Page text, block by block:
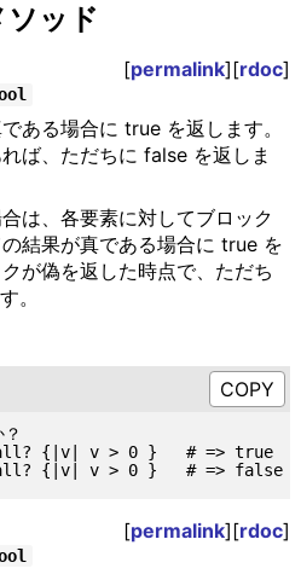
ッド
[permalink][rdoc]
ある場合に true を返します。
ば、ただちに false を返しま
は、各要素に対してブロック
結果が真である場合に true を
が偽を返した時点で、ただち
。
{|v| v > 0 }   # => true
p [5, -1, 7].all? {|v| v > 0 }   # => false
[permalink][rdoc]